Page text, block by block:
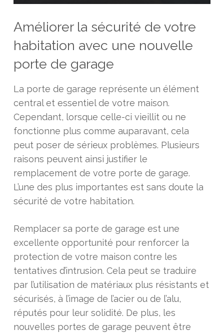
Améliorer la sécurité de votre
habitation avec une nouvelle
porte de garage
La porte de garage représente un élément
central et essentiel de votre maison.
Cependant, lorsque celle-ci vieillit ou ne
fonctionne plus comme auparavant, cela
peut poser de sérieux problèmes. Plusieurs
raisons peuvent ainsi justifier le
remplacement de votre porte de garage.
L’une des plus importantes est sans doute la
sécurité de votre habitation.
Remplacer sa porte de garage est une
excellente opportunité pour renforcer la
protection de votre maison contre les
tentatives d’intrusion. Cela peut se traduire
par l’utilisation de matériaux plus résistants et
sécurisés, à l’image de l’acier ou de l’alu,
réputés pour leur solidité. De plus, les
nouvelles portes de garage peuvent être